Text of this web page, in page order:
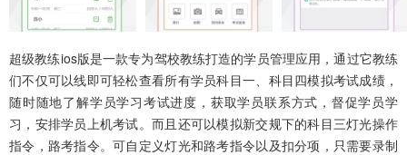
超级教练ios版是一款专为驾校教练打造的学员管理应用，通过它教练
们不仅可以线即可轻松查看所有学员科目一、科目四模拟考试成绩，
随时随地了解学员学习考试进度，获取学员联系方式，督促学员学
习，安排学员上机考试。而且还可以模拟新交规下的科目三灯光操作
指令，路考指令。可自定义灯光和路考指令以及扣分项，只需要录制